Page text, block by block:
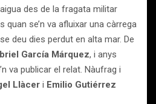
des de la fragata militar
quan se’n va afluixar una càrrega
deu dies perdut en alta mar. De
García Márquez, i anys
va publicar el relat. Nàufrag i
Llàcer i Emilio Gutiérrez